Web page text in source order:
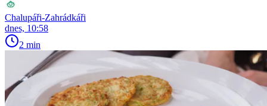
Chalupáři-Zahrádkáři
dnes, 10:58
2 min